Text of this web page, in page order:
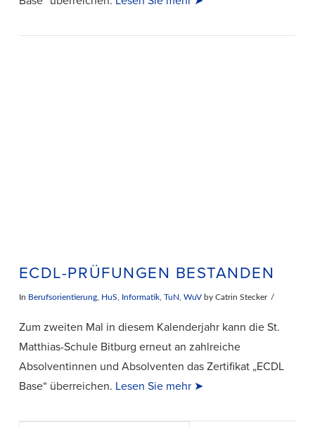
ECDL-PRÜFUNGEN BESTANDEN
In Berufsorientierung, HuS Informatik, TuN WuVby Catrin Stecker
Zum zweiten Mal in diesem Kalenderjahr kann die St.
Matthias-Schule Bitburg erneut an zahlreiche
Absolventinnen und Absolventen das Zertifikat „ECDL
Base“ überreichen. Lesen Sie mehr ➤